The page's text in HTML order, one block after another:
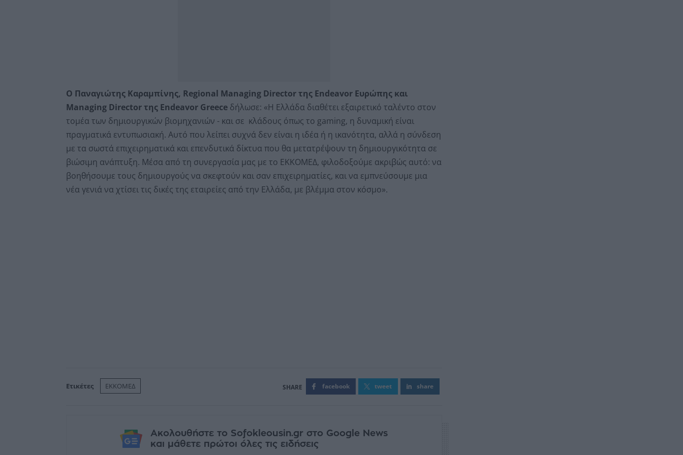
Ο Παναγιώτης Καραμπίνης, Regional Managing Director της Endeavor Ευρώπης και
Managing Director της Endeavor Greece δήλωσε: «Η Ελλάδα διαθέτει εξαιρετικό ταλέντο στον
τομέα των δημιουργικών βιομηχανιών - και σε κλάδους όπως το gaming, η δυναμική είναι
πραγματικά εντυπωσιακή. Αυτό που λείπει συχνά δεν είναι η ιδέα ή η ικανότητα, αλλά η σύνδεση
με τα σωστά επιχειρηματικά και επενδυτικά δίκτυα που θα μετατρέψουν τη δημιουργικότητα σε
βιώσιμη ανάπτυξη. Μέσα από τη συνεργασία μας με το ΕΚΚΟΜΕΔ, φιλοδοξούμε ακριβώς αυτό: να
βοηθήσουμε τους δημιουργούς να σκεφτούν και σαν επιχειρηματίες, και να εμπνεύσουμε μια
νέα γενιά να χτίσει τις δικές της εταιρείες από την Ελλάδα, με βλέμμα στον κόσμο».
Ετικέτες ΕΚΚΟΜΕΔ facebook tweet share
Ακολουθήστε το Sofokleousin.gr στο Google News
και μάθετε πρώτοι όλες τις ειδήσεις